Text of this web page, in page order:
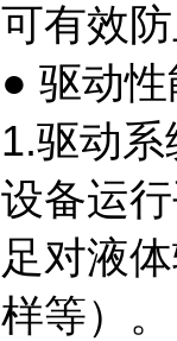
可有效
● 驱动
1.驱动
设备运
足对液
样等）。